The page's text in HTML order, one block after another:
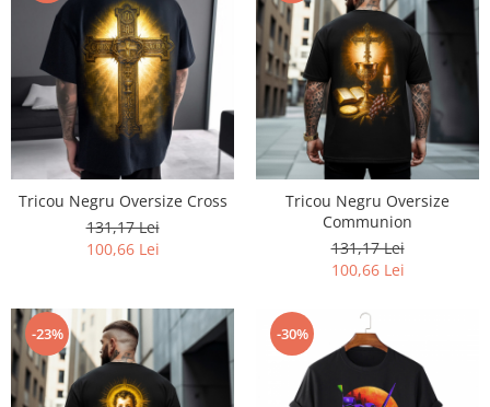
Tricou Negru Oversize Cross
131,17 Lei
100,66 Lei
Tricou Negru Oversize
Communion
131,17 Lei
100,66 Lei
-23% -30%